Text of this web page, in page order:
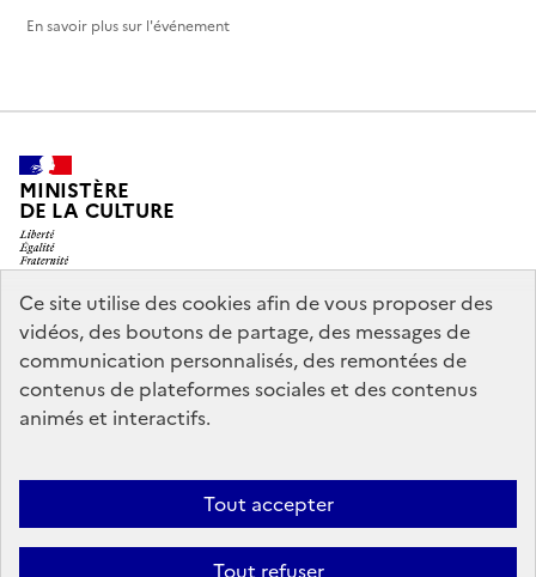
Ce site utilise des cookies afin de vous proposer des
vidéos, des boutons de partage, des messages de
communication personnalisés, des remontées de
contenus de plateformes sociales et des contenus
animés et interactifs.
Tout accepter
Tout refuser
En savoir plus sur l'événement
MINISTÈRE
DE LA CULTURE
legifrance.gouv.fr
info.gouv.fr
service-public.gouv.fr
data.gouv.fr
Mentions légales
conforme
Politique d’utilisation des témoins de connexion